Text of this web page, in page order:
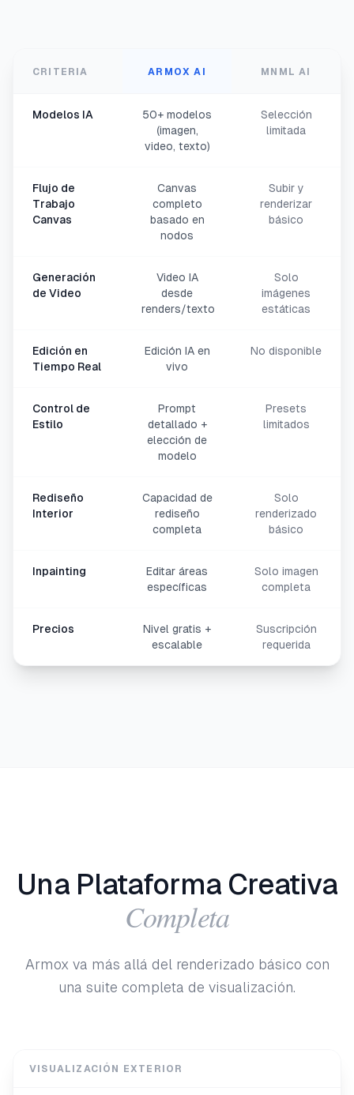
CRITERIA ARMOX AI MNML AI
Modelos IA
50+ modelos
(imagen,
video, texto)
Selección
limitada
Flujo de
Trabajo
Canvas
Canvas
completo
basado en
nodos
Subir y
renderizar
básico
Generación
de Video
Video IA
desde
renders/texto
Solo
imágenes
estáticas
Edición en
Tiempo Real
Edición IA en
vivo
No disponible
Control de
Estilo
Prompt
detallado +
elección de
modelo
Presets
limitados
Rediseño
Interior
Capacidad de
rediseño
completa
Solo
renderizado
básico
Inpainting
Editar áreas
específicas
Solo imagen
completa
Precios
Nivel gratis +
escalable
Suscripción
requerida
Una Plataforma Creativa
Completa
Armox va más allá del renderizado básico con
una suite completa de visualización.
VISUALIZACIÓN EXTERIOR